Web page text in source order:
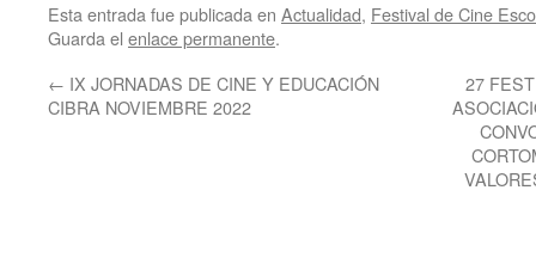
Esta entrada fue publicada en Actualidad, Festival de Cine
Guarda el enlace permanente.
← IX JORNADAS DE CINE Y EDUCACIÓN
CIBRA NOVIEMBRE 2022
27